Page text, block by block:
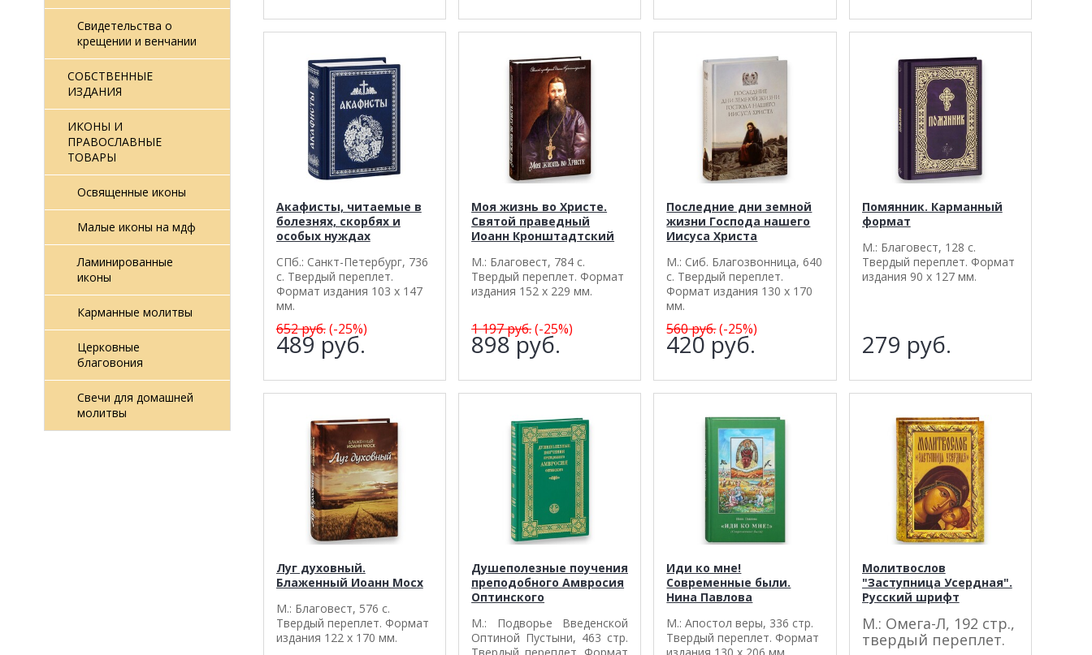
Свидетельства о
крещении и венчании
СОБСТВЕННЫЕ
ИЗДАНИЯ
ИКОНЫ И
ПРАВОСЛАВНЫЕ
ТОВАРЫ
Освященные иконы
Малые иконы на мдф
Ламинированные
иконы
Карманные молитвы
Церковные
благовония
Свечи для домашней
молитвы
Акафисты, читаемые в
болезнях, скорбях и
особых нуждах
СПб.: Санкт-Петербург, 736
с. Твердый переплет.
Формат издания 103 х 147
мм.
652руб.(-25%)
489руб.
Моя жизнь во Христе.
Святой праведный
Иоанн Кронштадтский
М.: Благовест, 784 с.
Твердый переплет. Формат
издания 152 х 229 мм.
1 197руб.(-25%)
898руб.
Последние дни земной
жизни Господа нашего
Иисуса Христа
М.: Сиб. Благозвонница, 640
с. Твердый переплет.
Формат издания 130 х 170
мм.
560руб.(-25%)
420руб.
Помянник. Карманный
формат
М.: Благовест, 128 с.
Твердый переплет. Формат
издания 90 х 127 мм.
279 руб.
Луг духовный.
Блаженный Иоанн Мосх
М.: Благовест, 576 с.
Твердый переплет. Формат
издания 122 х 170 мм.
Душеполезные поучения
преподобного Амвросия
Оптинского
М.: Подворье Введенской
Оптиной Пустыни, 463 стр.
Иди ко мне!
Современные были.
Нина Павлова
М.: Апостол веры, 336 стр.
Твердый переплет. Формат
Молитвослов
"Заступница Усердная".
Русский шрифт
М.: Омега-Л, 192 стр.,
твердый переплет.